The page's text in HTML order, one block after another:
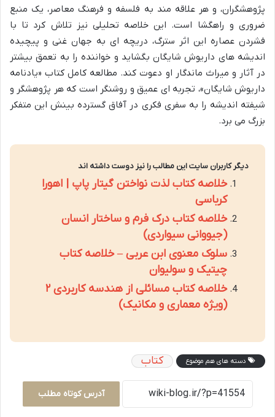
پژوهشگران، و هر علاقه مند به فلسفه و فرهنگ معاصر، یک منبع
ضروری و راهگشا است. این خلاصه تحلیلی نیز تلاش کرد تا با
فشردن عصاره این اثر سترگ، دریچه ای به جهان غنی و پیچیده
اندیشه های داریوش شایگان بگشاید و خواننده را به تعمق بیشتر
در آثار و میراث ماندگار او دعوت کند. مطالعه کامل کتاب «یادنامه
داریوش شایگان»، تجربه ای عمیق و روشنگر است که هر پژوهشگر و
شیفته اندیشه را به سفری فکری در آفاق گسترده بینش این متفکر
بزرگ می برد.
دیگر کاربران سایت این مطالب را نیز دوست داشته اند
خلاصه کتاب لذت نواختن گیتار پاپ | اهورا
کرباسی
خلاصه کتاب درک فرم و ساختار انسان
(جیووانی سیواردی)
سلوک معنوی ابن عربی – خلاصه کتاب
چیتیک و سولیوان
خلاصه کتاب مسائلی از هندسه کاربردی ۲
(ویژه معماری و مکانیک)
دسته های هم موضوع کتاب
آدرس کوتاه مطلب